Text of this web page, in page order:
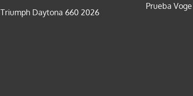
Triumph Daytona 660 2026
Prueba